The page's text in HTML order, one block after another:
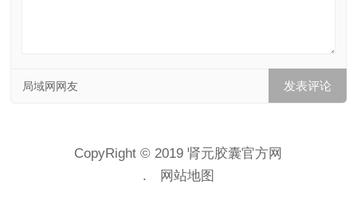
局域网网友
CopyRight © 2019 肾元胶囊官方网
.
网站地图